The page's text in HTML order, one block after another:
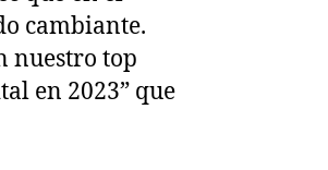
cambiante.
nuestro top
en 2023” que